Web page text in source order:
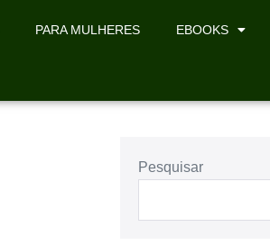
PARA MULHERES EBOOKS
Pesquisar